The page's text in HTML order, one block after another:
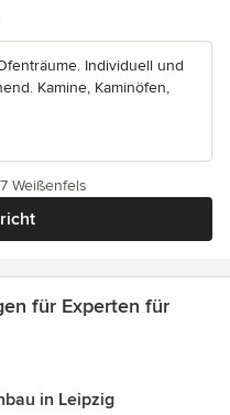
Individuell und
Kamine, Kaminöfen,
Weißenfels
für Experten für
in Leipzig